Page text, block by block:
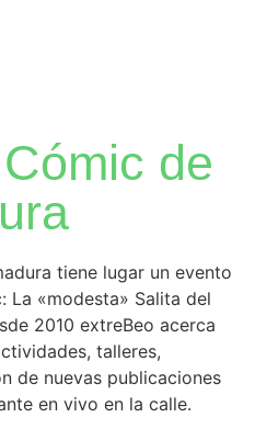
de
tiene lugar un evento
La «modesta» Salita del
2010 extreBeo acerca
talleres,
de nuevas publicaciones
en vivo en la calle.